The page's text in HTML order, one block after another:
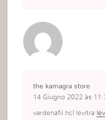
the kamagra store
14 Giugno 2022 às
vardenafil hcl levitra